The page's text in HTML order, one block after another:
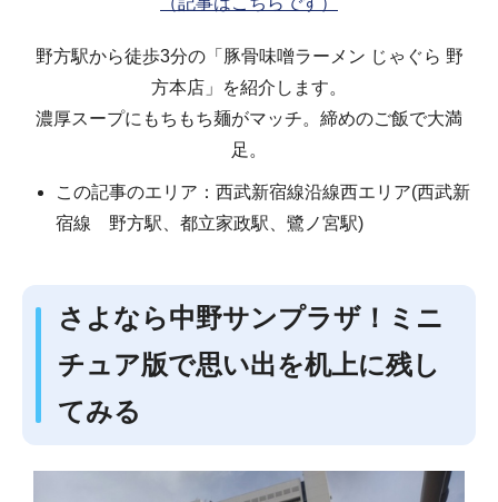
野方駅から徒歩3分の「豚骨味噌ラーメン じゃぐら 野
方本店」を紹介します。
濃厚スープにもちもち麺がマッチ。締めのご飯で大満
足。
この記事のエリア：西武新宿線沿線西エリア(西武新
宿線 野方駅、都立家政駅、鷺ノ宮駅)
さよなら中野サンプラザ！ミニ
チュア版で思い出を机上に残し
てみる